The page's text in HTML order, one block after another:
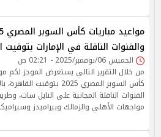
والقنوات الناقلة في الإمارات بتوقيت
الخميس 06/نوفمبر/2025 - 02:21 ص
من خلال التقرير التالي يستعرض الموجز لكم
كأس السوبر المصري 2025 بتوقيت
القنوات الناقلة المجانية على النايل سات،
مواجهات الأهلي والزمالك وبيراميدز وسيراميكا